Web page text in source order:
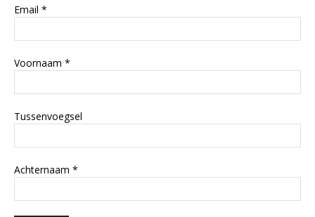
Email *
Voornaam *
Tussenvoegsel
Achternaam *